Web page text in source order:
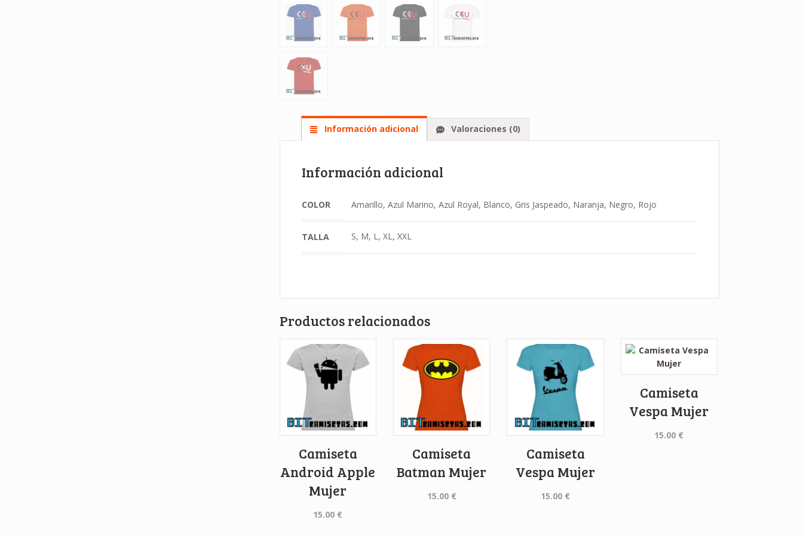
Información adicional Valoraciones (0)
Información adicional
COLOR Amarillo, Azul Marino, Azul Royal, Blanco, Gris Jaspeado, Naranja, Negro, Rojo
TALLA S, M, L, XL, XXL
Productos relacionados
Camiseta
Android Apple
Mujer
15.00 €
Camiseta
Batman Mujer
15.00 €
Camiseta
Vespa Mujer
15.00 €
Camiseta
Vespa Mujer
15.00 €